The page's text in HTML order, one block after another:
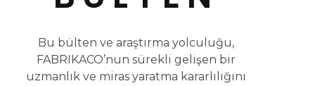
Bu bülten ve araştırma yolculuğu,
FABRIKACO’nun sürekli gelişen bir
uzmanlık ve miras yaratma kararlılığını